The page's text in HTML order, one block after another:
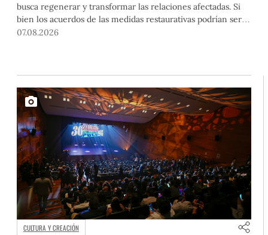
busca regenerar y transformar las relaciones afectadas. Si
bien los acuerdos de las medidas restaurativas podrían ser
considerados por las instancias disciplinarias, este proceso
07.08.2026
CULTURA Y CREACIÓN